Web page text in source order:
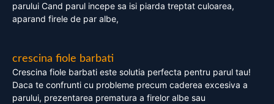
parului Cand parul incepe sa isi piarda treptat culoarea,
aparand firele de par albe,
crescina fiole barbati
Crescina fiole barbati este solutia perfecta pentru parul tau!
Daca te confrunti cu probleme precum caderea excesiva a
parului, prezentarea prematura a firelor albe sau